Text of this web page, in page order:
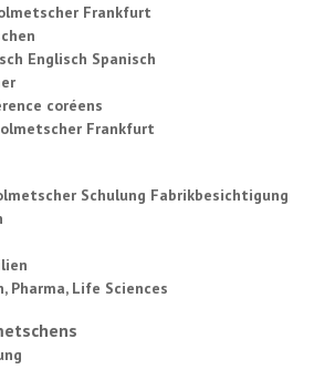
Frankfurt
Englisch Spanisch
coréens
Frankfurt
Schulung Fabrikbesichtigung
Pharma, Life Sciences